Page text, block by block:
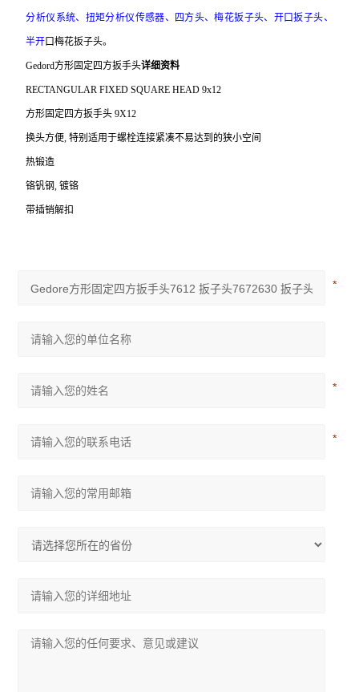
分析仪系统、扭矩分析仪传感器、四方头、梅花扳子头、开口扳子头、
半开口梅花扳子头。
Gedord方形固定四方扳手头详细资料
RECTANGULAR FIXED SQUARE HEAD 9x12
方形固定四方扳手头 9X12
换头方便, 特别适用于螺栓连接紧凑不易达到的狭小空间
热锻造
铬钒钢, 镀铬
带插销解扣